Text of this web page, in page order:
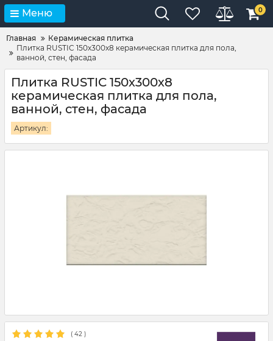
Меню 0
Главная
Керамическая плитка
Плитка RUSTIC 150х300х8 керамическая плитка для пола,
ванной, стен, фасада
Плитка RUSTIC 150х300х8
керамическая плитка для пола,
ванной, стен, фасада
Артикул:
( 42 )